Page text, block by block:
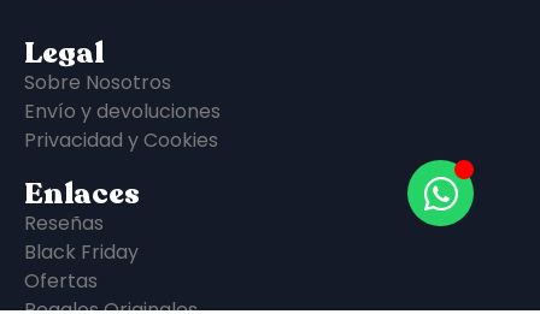
Legal
Sobre Nosotros
Envío y devoluciones
Privacidad y Cookies
Enlaces
Reseñas
Black Friday
Ofertas